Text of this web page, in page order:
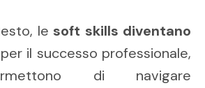
le soft skills diventano
per il successo professionale,
di navigare